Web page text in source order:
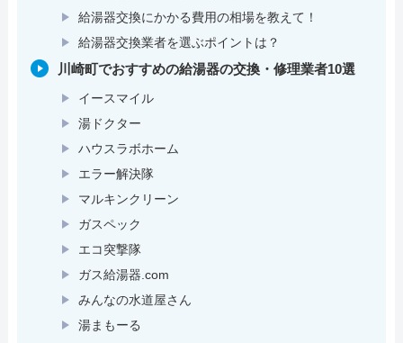
給湯器交換にかかる費用の相場を教えて！
給湯器交換業者を選ぶポイントは？
川崎町でおすすめの給湯器の交換・修理業者10選
イースマイル
湯ドクター
ハウスラボホーム
エラー解決隊
マルキンクリーン
ガスペック
エコ突撃隊
ガス給湯器.com
みんなの水道屋さん
湯まもーる